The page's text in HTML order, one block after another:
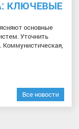
КЛЮЧЕВЫЕ
основные
Уточнить
Коммунистическая,
Все новости